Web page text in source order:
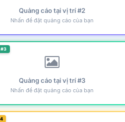
Quảng cáo tại vị trí #2
Nhấn để đặt quảng cáo của bạn
Quảng cáo tại vị trí #3
Nhấn để đặt quảng cáo của bạn